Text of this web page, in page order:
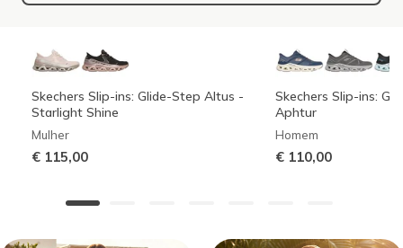
Skechers Slip-ins: Glide-Step Altus -
Starlight Shine
Mulher
€ 115,00
Skechers Slip-ins:
Aphtur
Homem
€ 110,00